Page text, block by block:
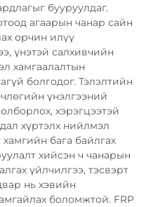
бууруулдаг.
агаарын чанар сайн
орчин илүү
үнэтэй салхивчийн
хамгаалалтын
болгодог. Тэлэлтийн
үнэлгээний
хэрэгцээтэй
хүртэлх нийлмэл
бага байлгах
хийсэн ч чанарын
үйлчилгээ, тэсвэрт
нь хэвийн
боломжтой. FRP